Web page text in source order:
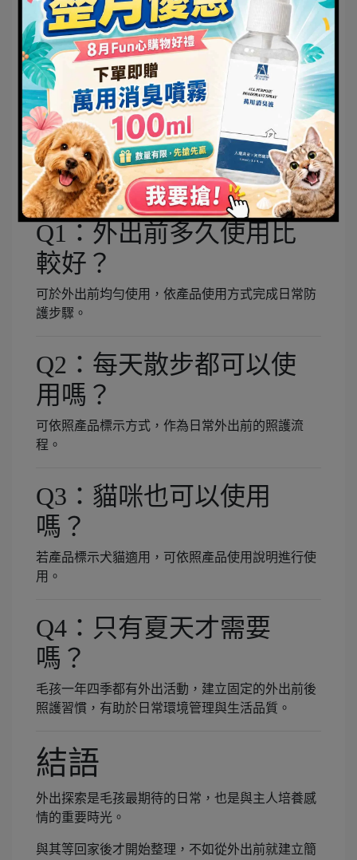
以下情境更建議養成外出防護習慣：
喜歡草地奔跑
常去寵物公園
經常露營旅行
每天散步兩次以上
喜歡鑽草叢探索
長毛犬種
常見問題 FAQ
Q1：外出前多久使用比
較好？
可於外出前均勻使用，依產品使用方式完成日常防
護步驟。
Q2：每天散步都可以使
用嗎？
可依照產品標示方式，作為日常外出前的照護流
程。
Q3：貓咪也可以使用
嗎？
若產品標示犬貓適用，可依照產品使用說明進行使
用。
Q4：只有夏天才需要
嗎？
毛孩一年四季都有外出活動，建立固定的外出前後
照護習慣，有助於日常環境管理與生活品質。
結語
外出探索是毛孩最期待的日常，也是與主人培養感
情的重要時光。
與其等回家後才開始整理，不如從外出前就建立簡